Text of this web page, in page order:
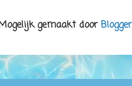
gemaakt door Blogger